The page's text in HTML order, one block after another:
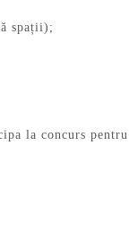
spații);
la concurs